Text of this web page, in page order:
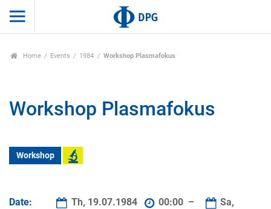
Home Events 1984 Workshop Plasmafokus
Workshop Plasmafokus
Workshop
Date: Th, 19.07.1984 00:00 –
Sa,